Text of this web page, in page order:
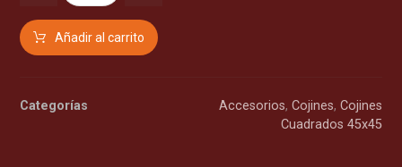
Añadir al carrito
Categorías Accesorios, Cojines, Cojines
Cuadrados 45x45